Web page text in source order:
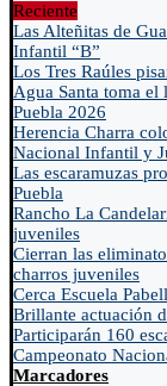
Reciente
Las Alteñitas de
Infantil “B”
Los Tres Raúles
Agua Santa toma
Puebla 2026
Herencia Charra
Nacional Infantil y
Las escaramuzas
Puebla
Rancho La
juveniles
Cierran las
charros juveniles
Cerca Escuela
Brillante actuación
Participarán 160
Campeonato
Marcadores